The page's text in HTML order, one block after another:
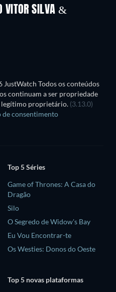
VITOR SILVA &
JustWatch Todos os conteúdos
continuam a ser propriedade
legítimo proprietário. (3.13.0)
de consentimento
Top 5 Séries
Game of Thrones: A Casa do
Dragão
Silo
O Segredo de Widow's Bay
Eu Vou Encontrar-te
Os Westies: Donos do Oeste
Top 5 novas plataformas